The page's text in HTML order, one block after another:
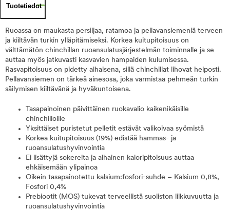
Tuotetiedot
Ruoassa on maukasta persiljaa, ratamoa ja pellavansiemeniä terveen
ja kiiltävän turkin ylläpitämiseksi. Korkea kuitupitoisuus on
välttämätön chinchillan ruoansulatusjärjestelmän toiminnalle ja se
auttaa myös jatkuvasti kasvavien hampaiden kulumisessa.
Rasvapitoisuus on pidetty alhaisena, sillä chinchillat lihovat helposti.
Pellavansiemen on tärkeä ainesosa, joka varmistaa pehmeän turkin
säilymisen kiiltävänä ja hyväkuntoisena.
Tasapainoinen päivittäinen ruokavalio kaikenikäisille
chinchilloille
Yksittäiset puristetut pelletit estävät valikoivaa syömistä
Korkea kuitupitoisuus (19%) edistää hammas- ja
ruoansulatushyvinvointia
Ei lisättyjä sokereita ja alhainen kaloripitoisuus auttaa
ehkäisemään ylipainoa
Oikein tasapainotettu kalsium:fosfori-suhde – Kalsium 0,8%,
Fosfori 0,4%
Prebiootit (MOS) tukevat terveellistä suoliston liikkuvuutta ja
ruoansulatushyvinvointia